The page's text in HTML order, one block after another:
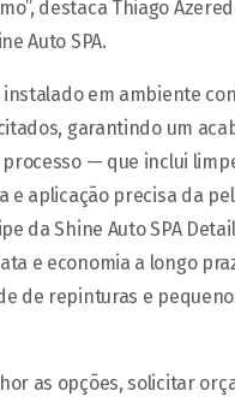
destaca Thiago
Auto SPA.
instalado em ambiente
garantindo um
processo — que inclui
e aplicação precisa da
da Shine Auto SPA
e economia a longo
de repinturas e
as opções, solicitar